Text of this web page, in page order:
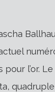
l’or.